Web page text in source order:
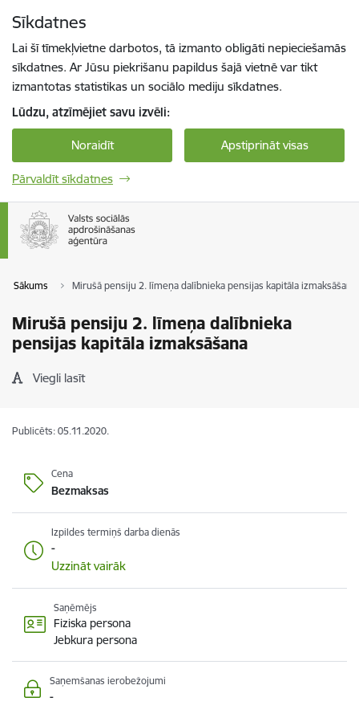
Sīkdatnes
Lai šī tīmekļvietne darbotos, tā izmanto obligāti nepieciešamās
sīkdatnes. Ar Jūsu piekrišanu papildus šajā vietnē var tikt
izmantotas statistikas un sociālo mediju sīkdatnes.
Lūdzu, atzīmējiet savu izvēli:
Noraidīt Apstiprināt visas
Pārvaldīt sīkdatnes
Sākums Mirušā pensiju 2. līmeņa dalībnieka pensijas kapitāla izmaksāšana
Mirušā pensiju 2. līmeņa dalībnieka
pensijas kapitāla izmaksāšana
Viegli lasīt
Publicēts: 05.11.2020.
Cena
Bezmaksas
Izpildes termiņš darba dienās
-
Uzzināt vairāk
Saņēmējs
Fiziska persona
Jebkura persona
Saņemšanas ierobežojumi
-